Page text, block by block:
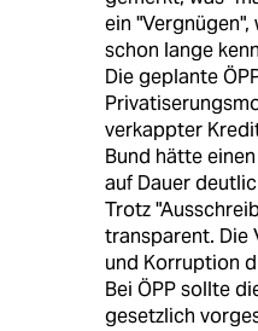
ein
schon lange
Die geplante
verkappter
Bund hätte
auf Dauer
Trotz
transparent. Die
und Korruption
Bei ÖPP sollte
gesetzlich